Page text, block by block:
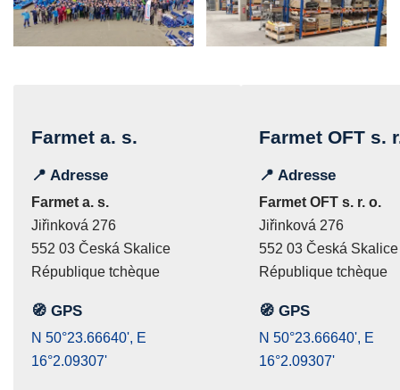
Farmet a. s.
📍 Adresse
Farmet a. s.
Jiřinková 276
552 03 Česká Skalice
République tchèque
🧭 GPS
N 50°23.66640', E
16°2.09307'
Farmet OFT s.
📍 Adresse
Farmet OFT s. r. o.
Jiřinková 276
552 03 Česká Skalice
République tchèque
🧭 GPS
N 50°23.66640', E
16°2.09307'